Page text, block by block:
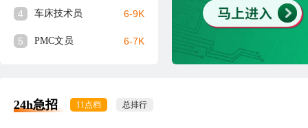
4 车床技术员 6-9K
5 PMC文员 6-7K
24h急招 11点档 总排行